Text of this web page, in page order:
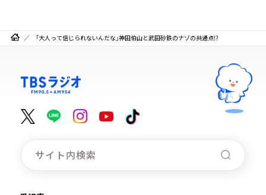
「大人って信じられないんだな」神田伯山と武田砂鉄のナゾの共通点⁉